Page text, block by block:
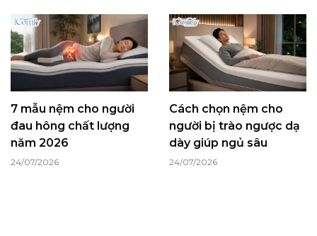
7 mẫu nệm cho người
đau hông chất lượng
năm 2026
24/07/2026
Cách chọn nệm cho
người bị trào ngược dạ
dày giúp ngủ sâu
24/07/2026